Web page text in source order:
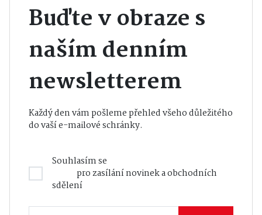
Buďte v obraze s
naším denním
newsletterem
Každý den vám pošleme přehled všeho důležitého
do vaší e-mailové schránky.
Souhlasím se
pro zasílání novinek a obchodních
sdělení